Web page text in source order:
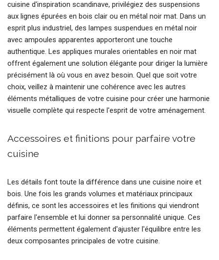
cuisine d'inspiration scandinave, privilégiez des suspensions
aux lignes épurées en bois clair ou en métal noir mat. Dans un
esprit plus industriel, des lampes suspendues en métal noir
avec ampoules apparentes apporteront une touche
authentique. Les appliques murales orientables en noir mat
offrent également une solution élégante pour diriger la lumière
précisément là où vous en avez besoin. Quel que soit votre
choix, veillez à maintenir une cohérence avec les autres
éléments métalliques de votre cuisine pour créer une harmonie
visuelle complète qui respecte l'esprit de votre aménagement.
Accessoires et finitions pour parfaire votre
cuisine
Les détails font toute la différence dans une cuisine noire et
bois. Une fois les grands volumes et matériaux principaux
définis, ce sont les accessoires et les finitions qui viendront
parfaire l'ensemble et lui donner sa personnalité unique. Ces
éléments permettent également d'ajuster l'équilibre entre les
deux composantes principales de votre cuisine.